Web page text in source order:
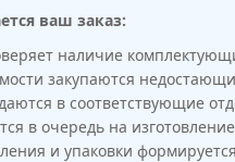
ваш заказ:
наличие
закупаются
в соответствующие
в очередь на
и упаковки